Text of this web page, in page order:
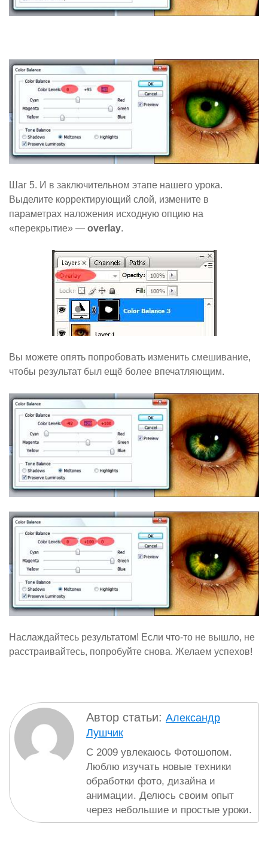
Шаг 5. И в заключительном этапе нашего урока.
Выделите корректирующий слой, измените в
параметрах наложения исходную опцию на
«перекрытие» — overlay.
Вы можете опять попробовать изменить смешивание,
чтобы результат был ещё более впечатляющим.
Наслаждайтесь результатом! Если что-то не вышло, не
расстраивайтесь, попробуйте снова. Желаем успехов!
Автор статьи: Александр
Лушчик
С 2009 увлекаюсь Фотошопом.
Люблю изучать новые техники
обработки фото, дизайна и
анимации. Делюсь своим опыт
через небольшие и простые уроки.